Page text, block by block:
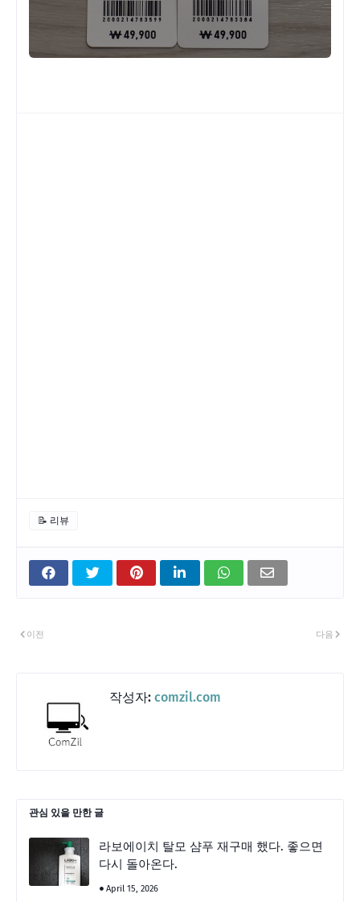
📝 리뷰
다음
이전
작성자: comzil.com
관심 있을 만한 글
라보에이치 탈모 샴푸 재구매 했다. 좋으면
다시 돌아온다.
April 15, 2026